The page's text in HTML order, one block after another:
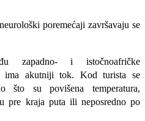
poremećaji završavaju se
zapadno- i istočnoafričke
ima akutniji tok. Kod turista se
što su povišena temperatura,
pre kraja puta ili neposredno po